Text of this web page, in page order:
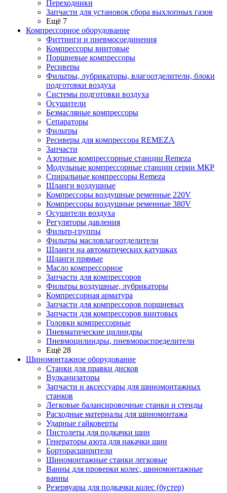
Переходники
Запчасти для установок сбора выхлопных газов
Ещё 7
Компрессорное оборудование
Фиттинги и пневмосоединения
Компрессоры винтовые
Поршневые компрессоры
Ресиверы
Фильтры, лубрикаторы, влагоотделители, блоки
подготовки воздуха
Системы подготовки воздуха
Осушители
Безмасляные компрессоры
Сепараторы
Фильтры
Ресиверы для компрессора REMEZA
Запчасти
Азотные компрессорные станции Remeza
Модульные компрессорные станции серии МКР
Спиральные компрессоры Remeza
Шланги воздушные
Компрессоры воздушные ременные 220V
Компрессоры воздушные ременные 380V
Осушители воздуха
Регуляторы давления
Фильтр-группы
Фильтры масловлагоотделители
Шланги на автоматических катушках
Шланги прямые
Масло компрессорное
Запчасти для компрессоров
Фильтры воздушные, лубрикаторы
Компрессорная арматура
Запчасти для компрессоров поршневых
Запчасти для компрессоров винтовых
Головки компрессорные
Пневматические цилиндры
Пневмоцилиндры, пневмораспределители
Ещё 28
Шиномонтажное оборудование
Станки для правки дисков
Вулканизаторы
Запчасти и аксессуары для шиномонтажных
станков
Легковые балансировочные станки и стенды
Расходные материалы для шиномонтажа
Ударные гайковерты
Пистолеты для подкачки шин
Генераторы азота для накачки шин
Борторасширители
Шиномонтажные станки легковые
Ванны для проверки колес, шиномонтажные
ванны
Резервуары для подкачки колес (бустер)